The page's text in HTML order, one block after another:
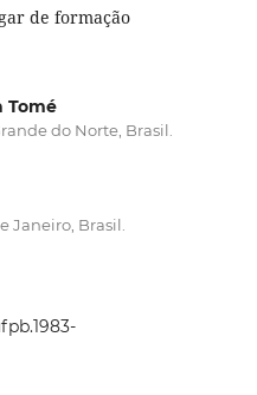
de formação
Tomé
do Norte, Brasil.
Janeiro, Brasil.